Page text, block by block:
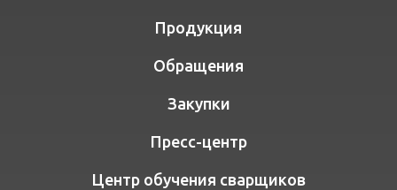
Продукция
Обращения
Закупки
Пресс-центр
Центр обучения сварщиков